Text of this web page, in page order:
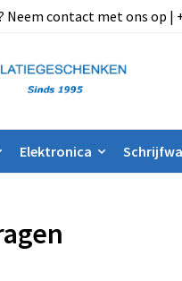
Neem contact met ons op |
Elektronica